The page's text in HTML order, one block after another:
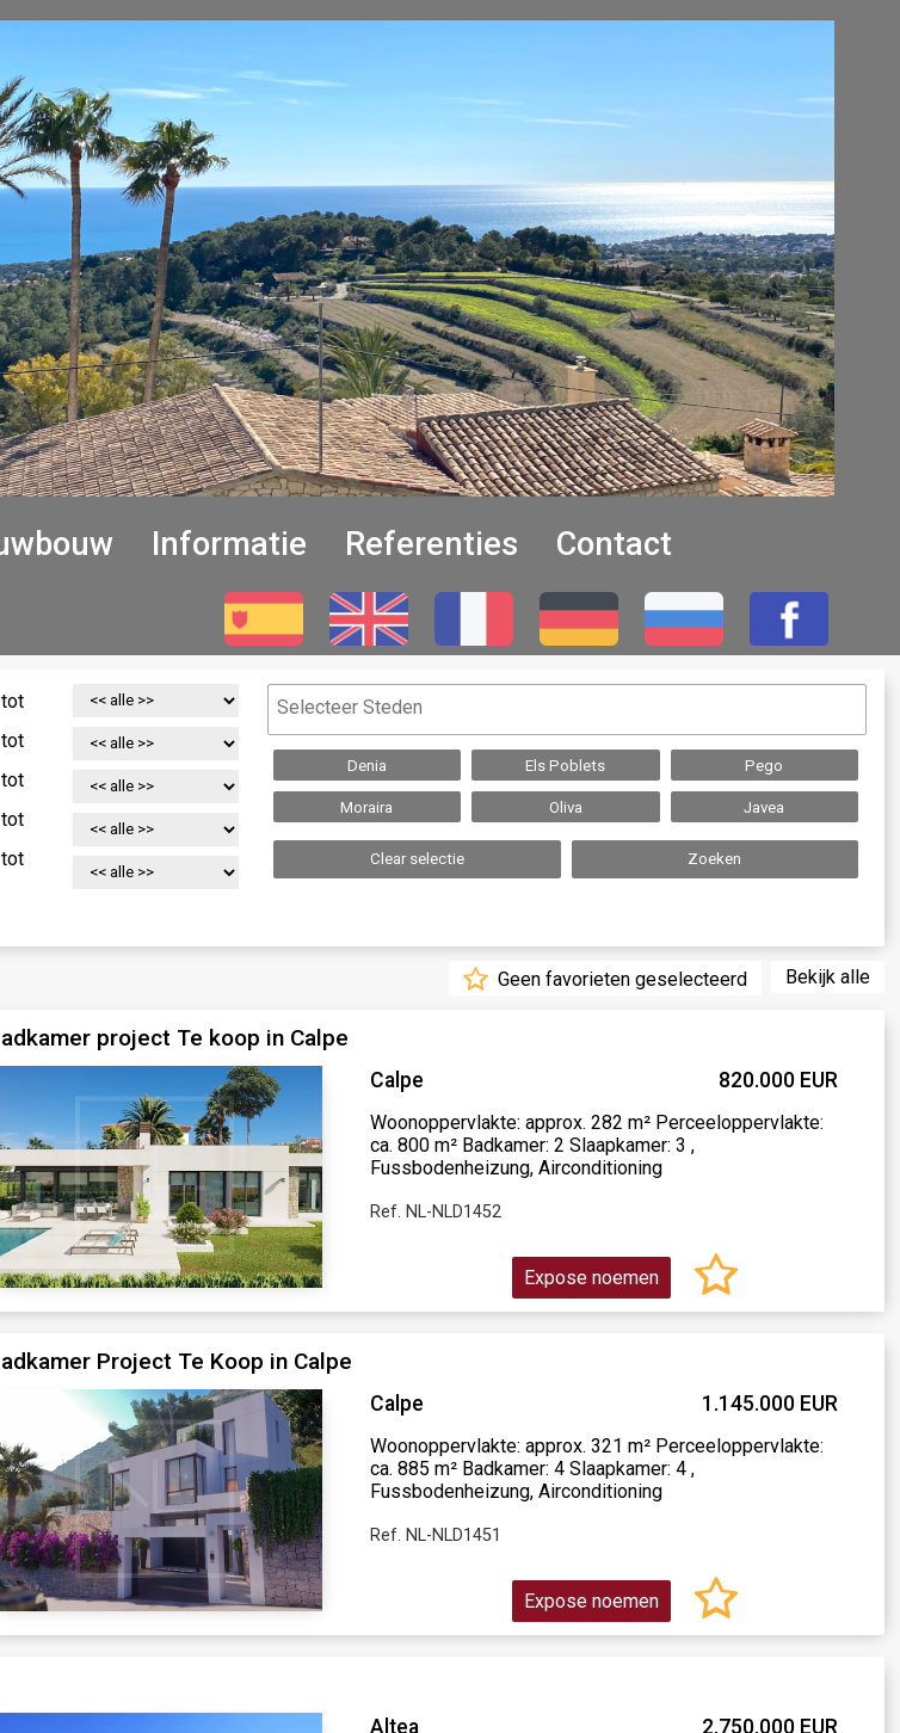
Informatie Referenties Contact
tot
tot
tot
tot
tot
Denia Els Poblets Pego
Moraira Oliva Javea
Clear selectie Zoeken
Bekijk alle
Geen favorieten geselecteerd
project Te koop in Calpe
Calpe 820.000 EUR
Woonoppervlakte: approx. 282 m² Perceeloppervlakte:
ca. 800 m² Badkamer: 2 Slaapkamer: 3 ,
Fussbodenheizung, Airconditioning
Ref. NL-NLD1452
Expose noemen
Project Te Koop in Calpe
Calpe 1.145.000 EUR
Woonoppervlakte: approx. 321 m² Perceeloppervlakte:
ca. 885 m² Badkamer: 4 Slaapkamer: 4 ,
Fussbodenheizung, Airconditioning
Ref. NL-NLD1451
Expose noemen
Altea 2.750.000 EUR